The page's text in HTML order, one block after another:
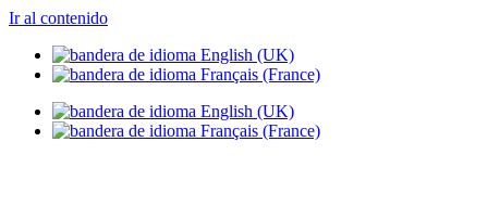
Ir al contenido